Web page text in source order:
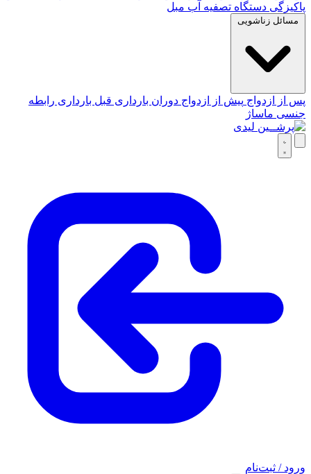
پاکیزگی دستگاه تصفیه آب مبل
مسائل زناشویی
پس از ازدواج پیش از ازدواج دوران بارداری قبل بارداری رابطه
جنسی ماساژ
ورود / ثبت‌نام